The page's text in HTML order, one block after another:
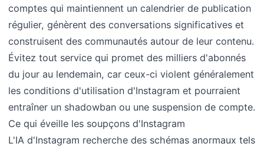
comptes qui maintiennent un calendrier de publication
régulier, génèrent des conversations significatives et
construisent des communautés autour de leur contenu.
Évitez tout service qui promet des milliers d'abonnés
du jour au lendemain, car ceux-ci violent généralement
les conditions d'utilisation d'Instagram et pourraient
entraîner un shadowban ou une suspension de compte.
Ce qui éveille les soupçons d'Instagram
L'IA d'Instagram recherche des schémas anormaux tels